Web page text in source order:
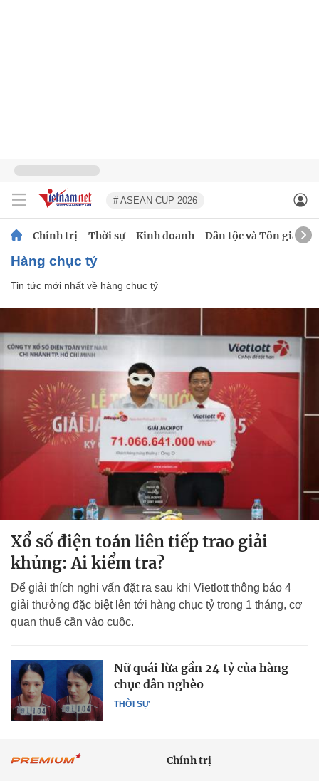
# ASEAN CUP 2026
Chính trị Thời sự Kinh doanh Dân tộc và Tôn giáo
hàng chục tỷ
Tin tức mới nhất về hàng chục tỷ
Xổ số điện toán liên tiếp trao giải
khủng: Ai kiểm tra?
Để giải thích nghi vấn đặt ra sau khi Vietlott thông báo 4
giải thưởng đặc biệt lên tới hàng chục tỷ trong 1 tháng, cơ
quan thuế cần vào cuộc.
THỜI SỰ
Nữ quái lừa gần 24 tỷ của hàng
chục dân nghèo
Chính trị